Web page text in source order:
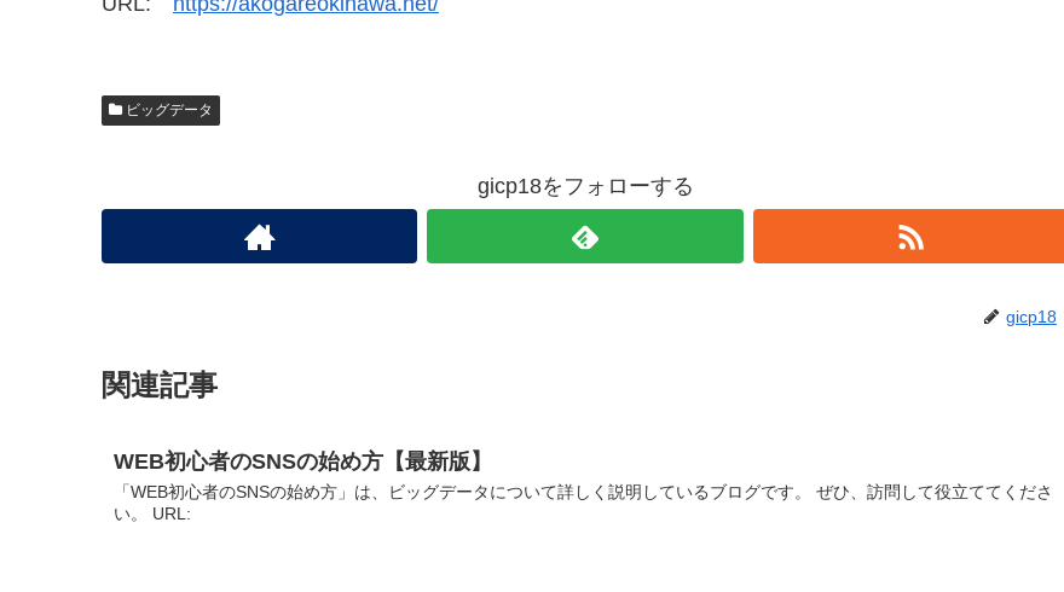
ビッグデータ
gicp18をフォローする
gicp18
関連記事
WEB初心者のSNSの始め方【最新版】
「WEB初心者のSNSの始め方」は、ビッグデータについて詳しく説明しているブログです。 ぜひ、訪問して役立ててくださ
い。 URL: